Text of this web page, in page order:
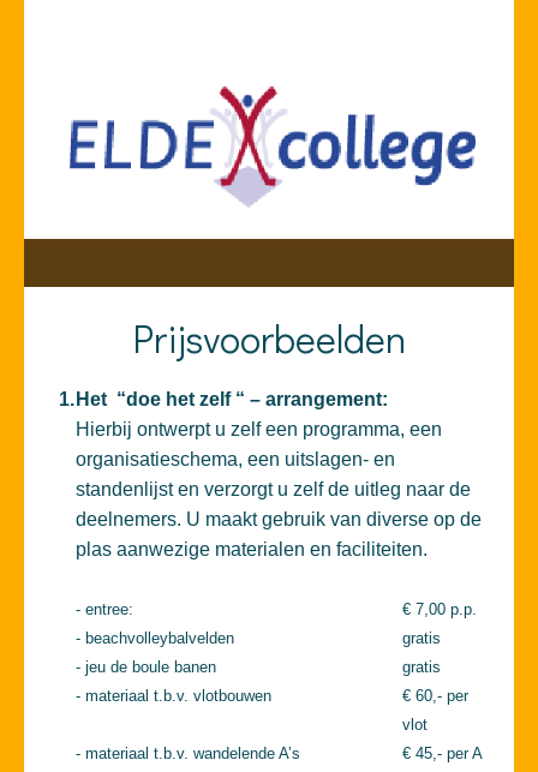
Prijsvoorbeelden
1. Het “doe het zelf “ – arrangement:
Hierbij ontwerpt u zelf een programma, een
organisatieschema, een uitslagen- en
standenlijst en verzorgt u zelf de uitleg naar de
deelnemers. U maakt gebruik van diverse op de
plas aanwezige materialen en faciliteiten.
- entree:
€ 7,00 p.p.
- beachvolleybalvelden
gratis
- jeu de boule banen
gratis
- materiaal t.b.v. vlotbouwen
€ 60,- per
vlot
- materiaal t.b.v. wandelende A’s
€ 45,- per A